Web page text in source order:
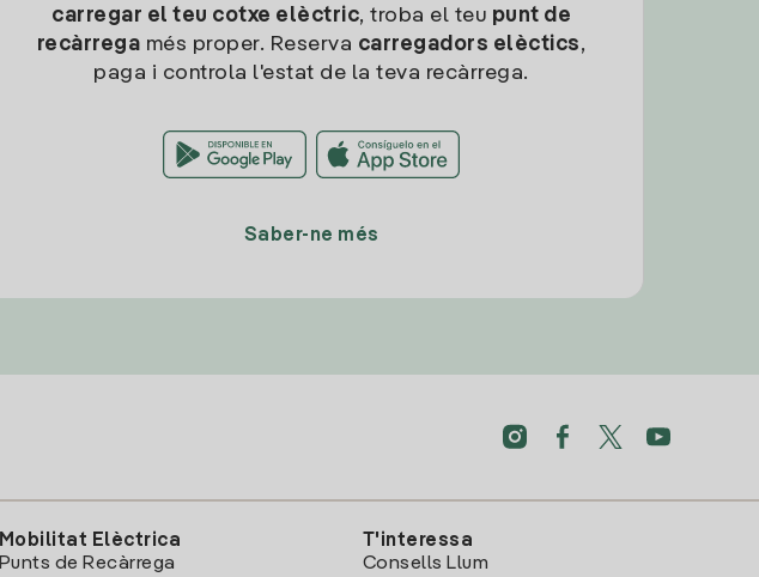
carregar el teu cotxe elèctric, troba el teu punt de
recàrrega més proper. Reserva carregadors elèctics,
paga i controla l'estat de la teva recàrrega.
Saber-ne més
Mobilitat Elèctrica
Punts de Recàrrega
T'interessa
Consells Llum